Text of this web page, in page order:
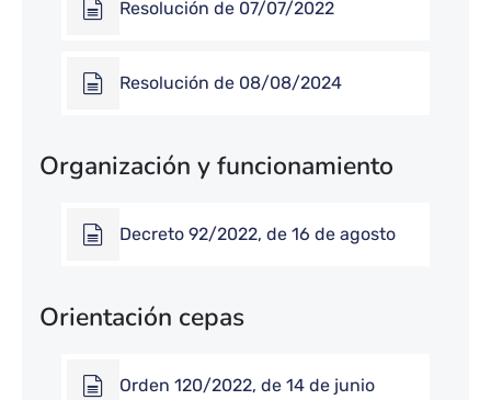
Resolución de 07/07/2022
Resolución de 08/08/2024
Organización y funcionamiento
Decreto 92/2022, de 16 de agosto
Orientación cepas
Orden 120/2022, de 14 de junio